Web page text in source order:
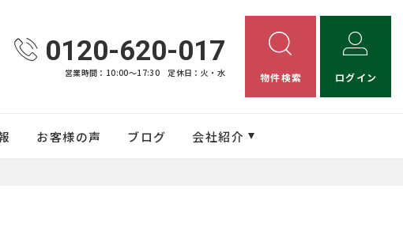
0120-620-017
営業時間：10:00〜17:30 定休日：火・水 物件検索 ログイン
お客様の声 ブログ 会社紹介